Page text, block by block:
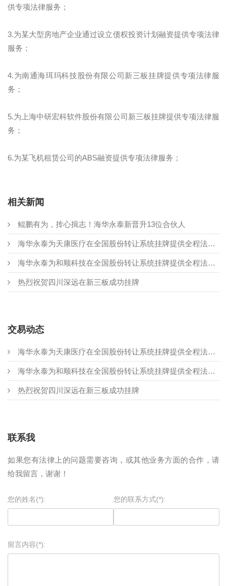
供专项法律服务；
3.为某大型房地产企业通过设立债权投资计划融资提供专项法律
服务；
4.为南通海珥玛科技股份有限公司新三板挂牌提供专项法律服
务；
5.为上海中研宏科软件股份有限公司新三板挂牌提供专项法律服
务；
6.为某飞机租赁公司的ABS融资提供专项法律服务；
相关新闻
鲲鹏有为，抟心揖志！海华永泰新晋升13位合伙人
海华永泰为天康医疗在全国股份转让系统挂牌提供全程法律服务
海华永泰为和顺科技在全国股份转让系统挂牌提供全程法律服务
热烈祝贺四川深远在新三板成功挂牌
交易动态
海华永泰为天康医疗在全国股份转让系统挂牌提供全程法律服务
海华永泰为和顺科技在全国股份转让系统挂牌提供全程法律服务
热烈祝贺四川深远在新三板成功挂牌
联系我
如果您有法律上的问题需要咨询，或其他业务方面的合作，请
给我留言，谢谢！
您的姓名(*): 您的联系方式(*):
留言内容(*):